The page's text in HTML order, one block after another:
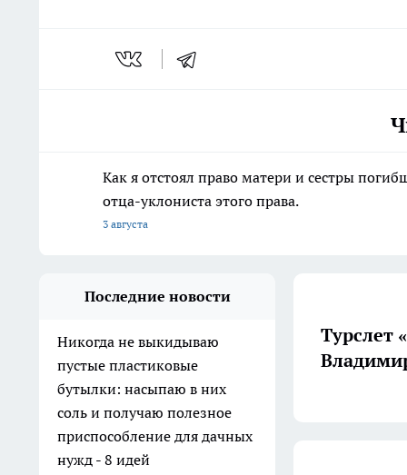
Как я отстоял право матери и сестры
отца-уклониста этого права.
3 августа
Последние новости
Никогда не выкидываю
пустые пластиковые
бутылки: насыпаю в них
соль и получаю полезное
приспособление для дачных
нужд - 8 идей
Турслет